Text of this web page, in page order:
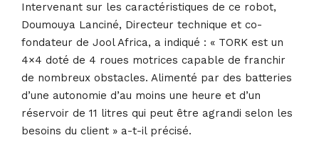
Intervenant sur les caractéristiques de ce robot,
Doumouya Lanciné, Directeur technique et co-
fondateur de Jool Africa, a indiqué : « TORK est un
4×4 doté de 4 roues motrices capable de franchir
de nombreux obstacles. Alimenté par des batteries
d’une autonomie d’au moins une heure et d’un
réservoir de 11 litres qui peut être agrandi selon les
besoins du client » a-t-il précisé.